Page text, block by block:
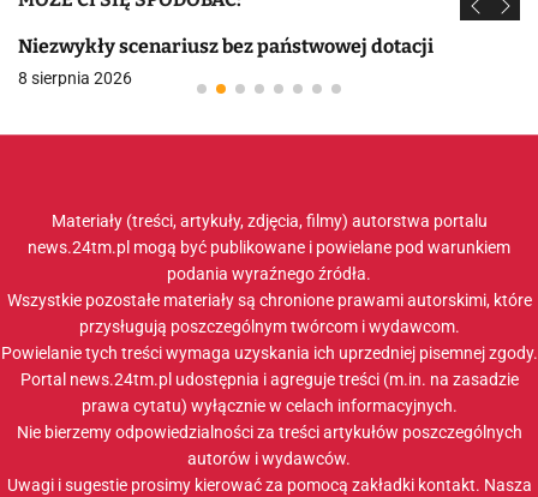
Niezwykły scenariusz bez państwowej dotacji
8 sierpnia 2026
Materiały (treści, artykuły, zdjęcia, filmy) autorstwa portalu
news.24tm.pl mogą być publikowane i powielane pod warunkiem
podania wyraźnego źródła.
Wszystkie pozostałe materiały są chronione prawami autorskimi, które
przysługują poszczególnym twórcom i wydawcom.
Powielanie tych treści wymaga uzyskania ich uprzedniej pisemnej zgody.
Portal news.24tm.pl udostępnia i agreguje treści (m.in. na zasadzie
prawa cytatu) wyłącznie w celach informacyjnych.
Nie bierzemy odpowiedzialności za treści artykułów poszczególnych
autorów i wydawców.
Uwagi i sugestie prosimy kierować za pomocą zakładki kontakt. Nasza